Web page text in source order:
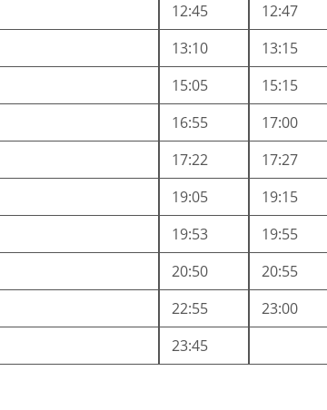
12:45 12:47
13:10 13:15
15:05 15:15
16:55 17:00
17:22 17:27
19:05 19:15
19:53 19:55
20:50 20:55
22:55 23:00
23:45